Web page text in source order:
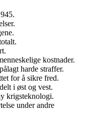
kostnader.
harde straffer.
for å sikre fred.
i øst og vest.
krigsteknologi.
under andre